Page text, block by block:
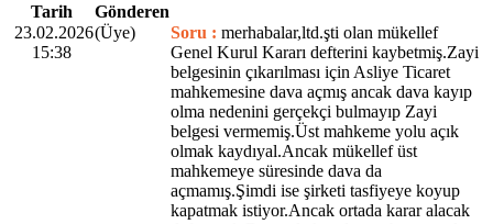
Tarih
Gönderen
23.02.2026
15:38
(Üye) Soru : merhabalar,ltd.şti olan mükellef
Genel Kurul Kararı defterini kaybetmiş.Zayi
belgesinin çıkarılması için Asliye Ticaret
mahkemesine dava açmış ancak dava kayıp
olma nedenini gerçekçi bulmayıp Zayi
belgesi vermemiş.Üst mahkeme yolu açık
olmak kaydıyal.Ancak mükellef üst
mahkemeye süresinde dava da
açmamış.Şimdi ise şirketi tasfiyeye koyup
kapatmak istiyor.Ancak ortada karar alacak